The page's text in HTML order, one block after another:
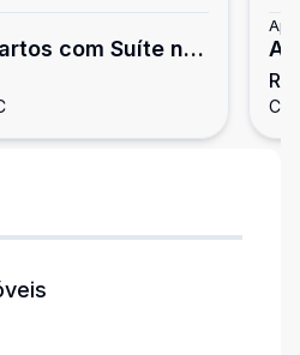
com Suíte no
96m² Semi
Ótima